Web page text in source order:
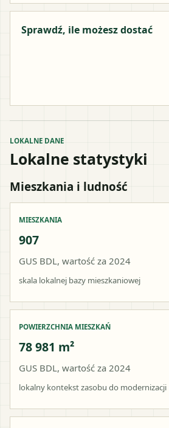
Sprawdź, ile możesz dostać
LOKALNE DANE
Lokalne statystyki
Mieszkania i ludność
MIESZKANIA
907
GUS BDL, wartość za 2024
skala lokalnej bazy mieszkaniowej
POWIERZCHNIA MIESZKAŃ
78 981 m²
GUS BDL, wartość za 2024
lokalny kontekst zasobu do modernizacji